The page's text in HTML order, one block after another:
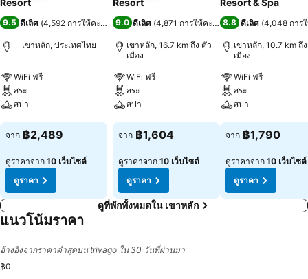
Resort
9.5 ดีเลิศ (4,592 การให้คะแนน)
เขาหลัก, ประเทศไทย
WiFi ฟรี
สระ
สปา
ดูราคา
จาก ฿2,489
ดูราคาจาก 10 เว็บไซต์
ดูราคา
Resort
9.0 ดีเลิศ (4,871 การให้คะแนน)
เขาหลัก, 16.7 km ถึง ตัว
เมือง
WiFi ฟรี
สระ
สปา
ดูราคา
จาก ฿1,604
ดูราคาจาก 10 เว็บไซต์
ดูราคา
Resort & Spa
8.8 ดีเลิศ (4,048 การ
เขาหลัก, 10.7 km ถึ
เมือง
WiFi ฟรี
สระ
สปา
ดูราคา
จาก ฿1,790
ดูราคาจาก 10 เว็บไซต์
ดูราคา
ดูที่พักทั้งหมดใน เขาหลัก
แนวโน้มราคา
อ้างอิงจากราคาต่ำสุดบน trivago ใน 30 วันที่ผ่านมา
฿0